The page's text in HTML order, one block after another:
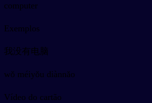
computer
Exemplos
我没有电脑
wǒ méiyǒu diànnǎo
Vídeo do cartão